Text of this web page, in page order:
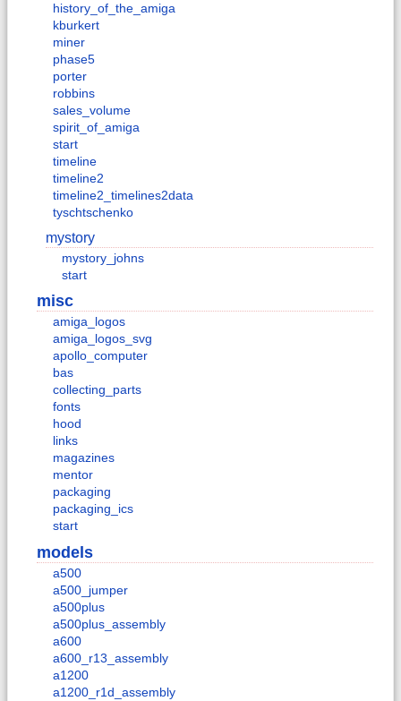
history_of_the_amiga
kburkert
miner
phase5
porter
robbins
sales_volume
spirit_of_amiga
start
timeline
timeline2
timeline2_timelines2data
tyschtschenko
mystory
mystory_johns
start
misc
amiga_logos
amiga_logos_svg
apollo_computer
bas
collecting_parts
fonts
hood
links
magazines
mentor
packaging
packaging_ics
start
models
a500
a500_jumper
a500plus
a500plus_assembly
a600
a600_r13_assembly
a1200
a1200_r1d_assembly